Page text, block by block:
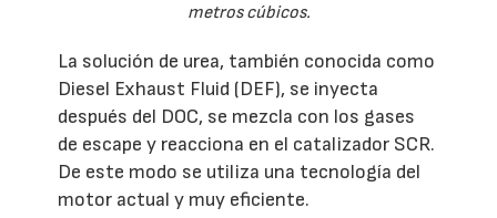
metros cúbicos.
La solución de urea, también conocida como
Diesel Exhaust Fluid (DEF), se inyecta
después del DOC, se mezcla con los gases
de escape y reacciona en el catalizador SCR.
De este modo se utiliza una tecnología del
motor actual y muy eficiente.